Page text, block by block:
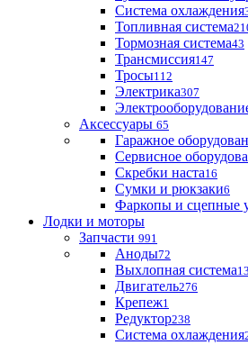
Система охлаждения
Топливная система
Тормозная система43
Трансмиссия147
Тросы112
Электрика307
Аксессуары 65
Гаражное
Сервисное
Скребки наста16
Сумки и рюкзаки6
Фаркопы и сцепные
Лодки и моторы
Запчасти 991
Аноды72
Выхлопная система13
Двигатель276
Крепеж1
Редуктор238
Система охлаждения